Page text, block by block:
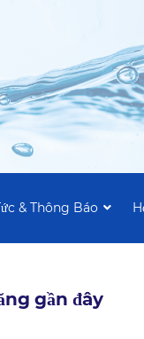
& Thông Báo
gần đây